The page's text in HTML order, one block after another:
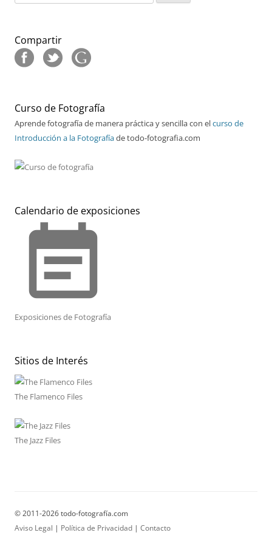
Compartir
Curso de Fotografía
Aprende fotografía de manera práctica y sencilla con elcurso de
Introducción a la Fotografíade todo-fotografia.com
Calendario de exposiciones
event_note
Exposiciones de Fotografía
Sitios de Interés
The Flamenco Files
The Jazz Files
© 2011-2026 todo-fotografía.com
Aviso Legal | Política de Privacidad | Contacto